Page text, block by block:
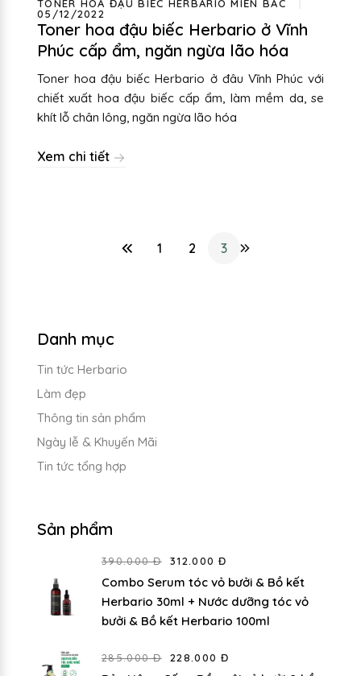
TONER HOA ĐẬU BIẾC HERBARIO MIỀN BẮC
05/12/2022
Toner hoa đậu biếc Herbario ở Vĩnh
Phúc cấp ẩm, ngăn ngừa lão hóa
Toner hoa đậu biếc Herbario ở đâu Vĩnh Phúc với
chiết xuất hoa đậu biếc cấp ẩm, làm mềm da, se
khít lỗ chân lông, ngăn ngừa lão hóa
Xem chi tiết
1 2 3
Danh mục
Tin tức Herbario
Làm đẹp
Thông tin sản phẩm
Ngày lễ & Khuyến Mãi
Tin tức tổng hợp
Sản phẩm
390.000 Đ 312.000 Đ
Combo Serum tóc vỏ bưởi & Bồ kết
Herbario 30ml + Nước dưỡng tóc vỏ
bưởi & Bồ kết Herbario 100ml
285.000 Đ 228.000 Đ